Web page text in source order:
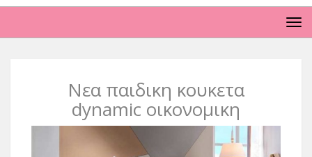
Νεα παιδικη κουκετα
dynamic οικονομικη